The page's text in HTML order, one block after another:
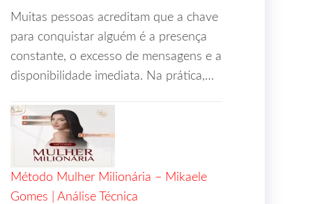
Muitas pessoas acreditam que a chave
para conquistar alguém é a presença
constante, o excesso de mensagens e a
disponibilidade imediata. Na prática,…
Método Mulher Milionária – Mikaele
Gomes | Análise Técnica